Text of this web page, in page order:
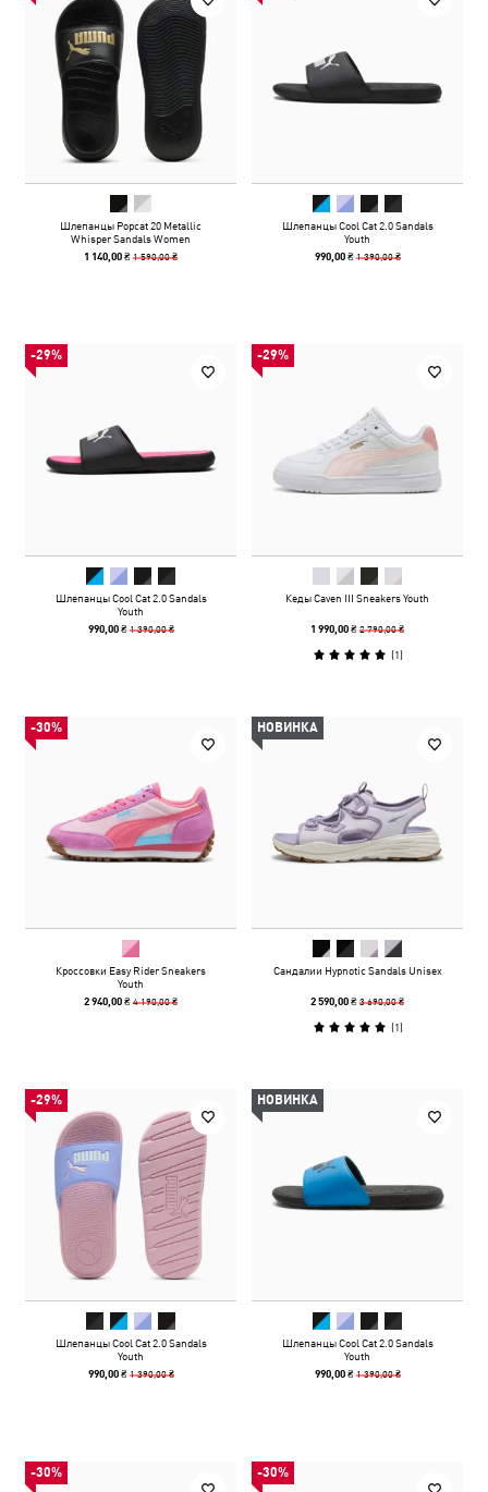
Шлепанцы Popcat 20 Metallic
Whisper Sandals Women
1 140,00 ₴1 590,00 ₴
Шлепанцы Cool Cat 2.0 Sandals
Youth
990,00 ₴ 1 390,00 ₴
-29%
Шлепанцы Cool Cat 2.0 Sandals
Youth
990,00 ₴ 1 390,00 ₴
-29%
Кеды Caven III Sneakers Youth
1 990,00 ₴2 790,00 ₴
(1)
-30%
Кроссовки Easy Rider Sneakers
Youth
2 940,00 ₴4 190,00 ₴
НОВИНКА
Сандалии Hypnotic Sandals Unisex
2 590,00 ₴3 690,00 ₴
(1)
-29%
Шлепанцы Cool Cat 2.0 Sandals
Youth
990,00 ₴ 1 390,00 ₴
НОВИНКА
Шлепанцы Cool Cat 2.0 Sandals
Youth
990,00 ₴ 1 390,00 ₴
-30% -30%